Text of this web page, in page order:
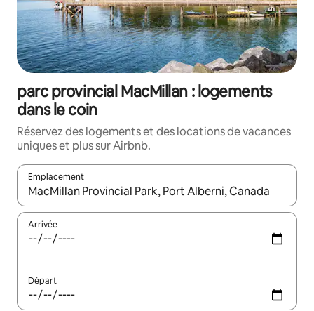
parc provincial MacMillan : logements
dans le coin
Réservez des logements et des locations de vacances
uniques et plus sur Airbnb.
Emplacement
Quand les résultats sont affichés, parcourez-les en utilisant
Arrivée
Départ